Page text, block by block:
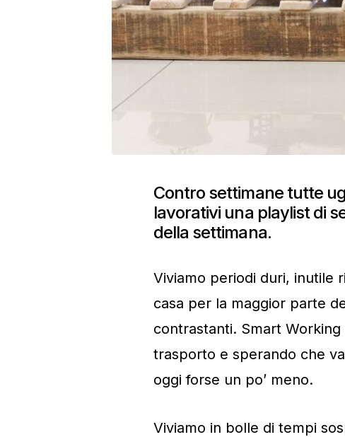
Contro settimane tutte
lavorativi una playlist di
della settimana.
Viviamo periodi duri, inutile
casa per la maggior parte
contrastanti. Smart
trasporto e sperando che
oggi forse un po’ meno.
Viviamo in bolle di tempi